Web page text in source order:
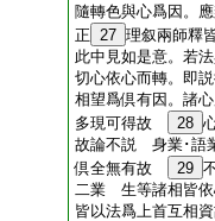
隨轉色與心爲因。
正 27 理叙兩師釋
此中見如是意。若
切心依心而轉。即
相望爲倶有因。諸
多現可得故
28
故論不説 身業･語
倶全無有故
29
二業 生等諸相皆依
皆以法爲上首互相